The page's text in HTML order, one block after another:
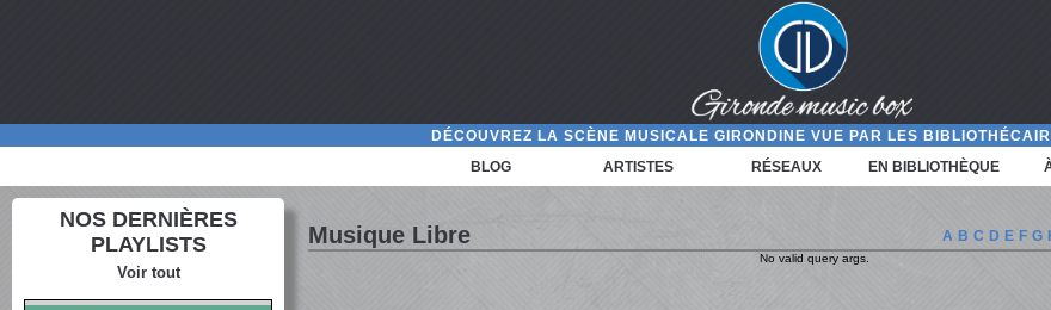
DÉCOUVREZ LA SCÈNE MUSICALE GIRONDINE VUE PAR LES
BLOG
ARTISTES RÉSEAUX EN BIBLIOTHÈQUE
NOS DERNIÈRES
PLAYLISTS
Voir tout
Musique Libre A B C D E F G
No valid query args.